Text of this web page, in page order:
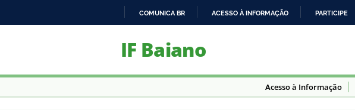
PARA
COMUNICA BR ACESSO À INFORMAÇÃO PARTICIPE
IF Baiano
Acesso à Informação